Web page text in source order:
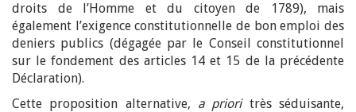
droits de l’Homme et du citoyen de 1789), mais
également l’exigence constitutionnelle de bon emploi des
deniers publics (dégagée par le Conseil constitutionnel
sur le fondement des articles 14 et 15 de la précédente
Déclaration).
Cette proposition alternative, a prioritrès séduisante,